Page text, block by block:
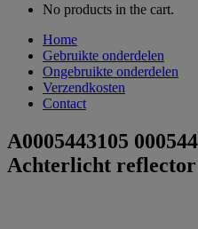
No products in the cart.
Home
Gebruikte onderdelen
Ongebruikte onderdelen
Verzendkosten
Contact
A0005443105
Achterlicht reflector